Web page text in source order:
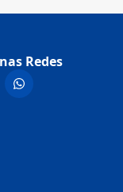
Redes